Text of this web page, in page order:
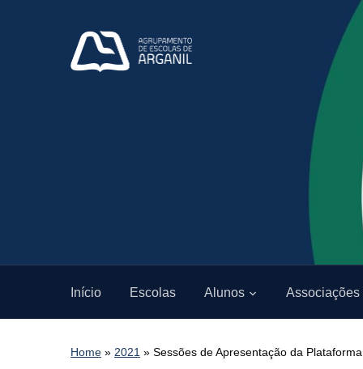
Início Escolas Alunos Associações
Home » 2021 » Sessões de Apresentação da